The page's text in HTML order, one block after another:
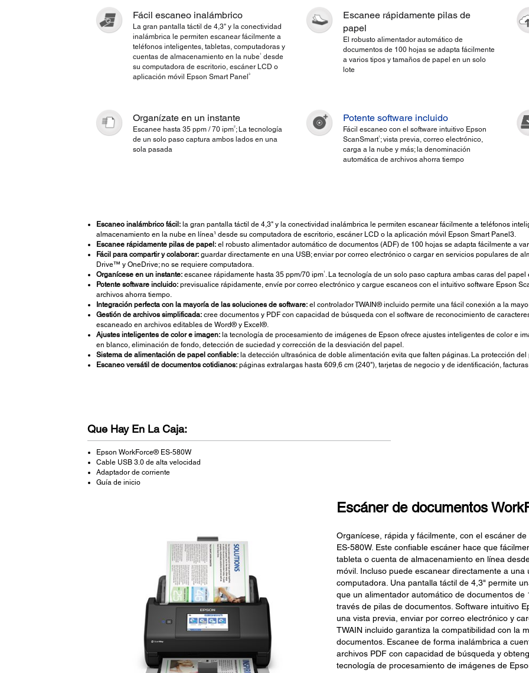
Fácil escaneo inalámbrico
La gran pantalla táctil de 4,3" y la conectividad
inalámbrica le permiten escanear fácilmente a
teléfonos inteligentes, tabletas, computadoras y
cuentas de almacenamiento en la nube1
desde
su computadora de escritorio, escáner LCD o
aplicación móvil Epson Smart Panel 3
Escanee rápidamente pilas de
papel
El robusto alimentador automático de
documentos de 100 hojas se adapta fácilmente
a varios tipos y tamaños de papel en un solo
lote
Organízate en un instante
Escanee hasta 35 ppm / 70 ipm2 ; La tecnología
de un solo paso captura ambos lados en una
sola pasada
Potente software incluido
Fácil escaneo con el software intuitivo Epson
ScanSmart1 ; vista previa, correo electrónico,
carga a la nube y más; la denominación
automática de archivos ahorra tiempo
Escaneo inalámbrico fácil:la gran pantalla táctil de 4,3" y la conectividad inalámbrica le permiten escanear fácilmente a teléfonos
almacenamiento en la nube en línea¹ desde su computadora de escritorio, escáner LCD o la aplicación móvil Epson Smart Panel3.
Escanee rápidamente pilas de papel:el robusto alimentador automático de documentos (ADF) de 100 hojas se adapta fácilmente a
Fácil para compartir y colaborar:guardar directamente en una USB; enviar por correo electrónico o cargar en servicios populares de
Drive™ y OneDrive; no se requiere computadora.
Organícese en un instante:escanee rápidamente hasta 35 ppm/70 ipm1 . La tecnología de un solo paso captura ambas caras del
Potente software incluido:previsualice rápidamente, envíe por correo electrónico y cargue escaneos con el intuitivo software Epson
archivos ahorra tiempo.
Integración perfecta con la mayoría de las soluciones de software:el controlador TWAIN® incluido permite una fácil conexión a la
Gestión de archivos simplificada:cree documentos y PDF con capacidad de búsqueda con el software de reconocimiento de
escaneado en archivos editables de Word® y Excel®.
Ajustes inteligentes de color e imagen:la tecnología de procesamiento de imágenes de Epson ofrece ajustes inteligentes de color e
en blanco, eliminación de fondo, detección de suciedad y corrección de la desviación del papel.
Sistema de alimentación de papel confiable:la detección ultrasónica de doble alimentación evita que falten páginas. La protección
Escaneo versátil de documentos cotidianos:páginas extralargas hasta 609,6 cm (240"), tarjetas de negocio y de identificación,
Que Hay En La Caja:
Epson WorkForce® ES-580W
Cable USB 3.0 de alta velocidad
Adaptador de corriente
Guía de inicio
Escáner de documentos
Organícese, rápida y fácilmente, con el escáner
ES-580W. Este confiable escáner hace que
tableta o cuenta de almacenamiento en línea
móvil. Incluso puede escanear directamente a
computadora. Una pantalla táctil de 4,3" permite
que un alimentador automático de documentos
través de pilas de documentos. Software intuitivo
una vista previa, enviar por correo electrónico y
TWAIN incluido garantiza la compatibilidad con la
documentos. Escanee de forma inalámbrica a
archivos PDF con capacidad de búsqueda y
tecnología de procesamiento de imágenes de